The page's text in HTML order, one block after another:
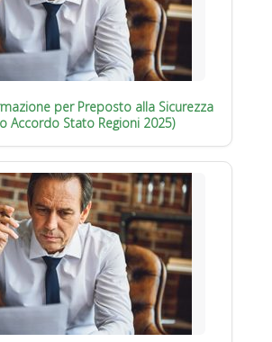
per Preposto alla Sicurezza
Accordo Stato Regioni 2025)